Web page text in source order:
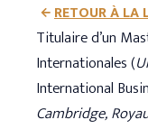
Titulaire d’un
Internationales (
International
Cambridge,
RETOUR À LA